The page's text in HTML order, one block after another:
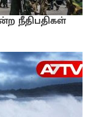
நீதிபதிகள்